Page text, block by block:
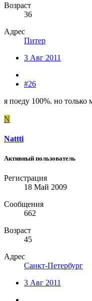
Возраст
36
Адрес
Питер
3 Авг 2011
#26
я поеду 100%. но только
N
Nattti
Активный пользователь
Регистрация
18 Май 2009
Сообщения
662
Возраст
45
Адрес
Санкт-Петербург
3 Авг 2011